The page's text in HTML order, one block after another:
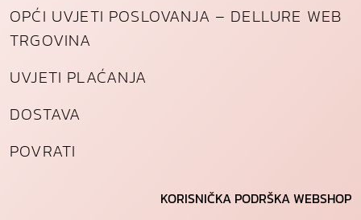
OPĆI UVJETI POSLOVANJA – DELLURE WEB
TRGOVINA
UVJETI PLAĆANJA
DOSTAVA
POVRATI
KORISNIČKA PODRŠKA WEBSHOP